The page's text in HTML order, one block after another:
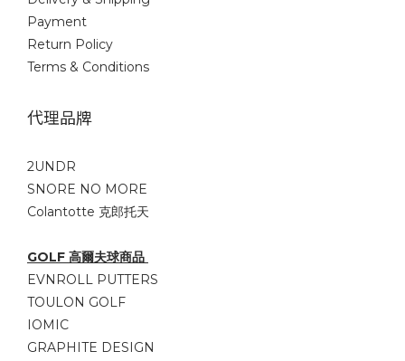
Payment
Return Policy
Terms & Conditions
代理品牌
2UNDR
SNORE NO MORE
Colantotte 克郎托天
GOLF 高爾夫球商品
EVNROLL PUTTERS
TOULON GOLF
IOMIC
GRAPHITE DESIGN